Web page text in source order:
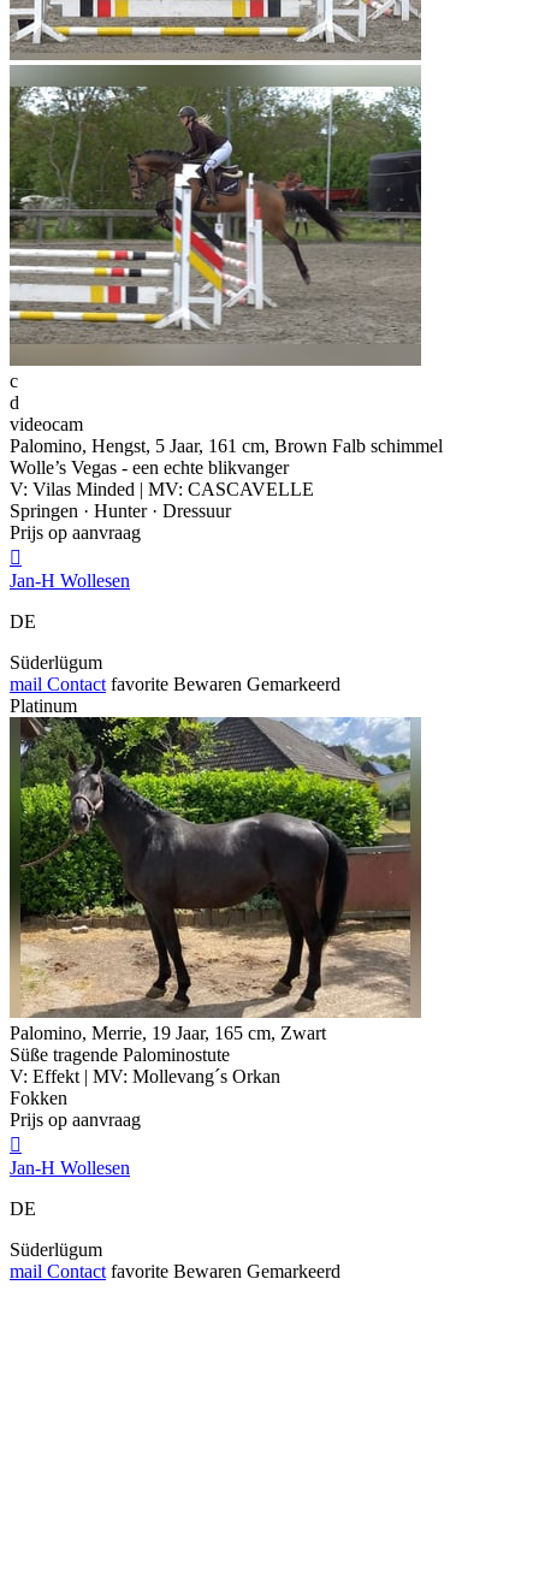
c
d
videocam
Palomino, Hengst, 5 Jaar, 161 cm, Brown Falb schimmel
Wolle’s Vegas - een echte blikvanger
V: Vilas Minded | MV: CASCAVELLE
Springen · Hunter · Dressuur
Prijs op aanvraag

Jan-H Wollesen
DE
Süderlügum
mail Contact favorite Bewaren Gemarkeerd
Platinum
Palomino, Merrie, 19 Jaar, 165 cm, Zwart
Süße tragende Palominostute
V: Effekt | MV: Mollevang´s Orkan
Fokken
Prijs op aanvraag

Jan-H Wollesen
DE
Süderlügum
mail Contact favorite Bewaren Gemarkeerd